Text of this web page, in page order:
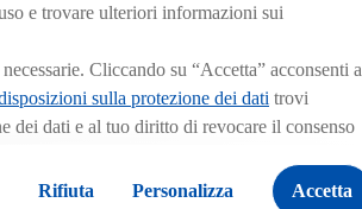
Bern (EWB), chiude i cicli locali.
e trovare ulteriori informazioni sui
Cliccando su “Accetta” acconsenti a
sulla protezione dei dati trovi
dei dati e al tuo diritto di revocare il consenso
Rifiuta
Personalizza Accetta